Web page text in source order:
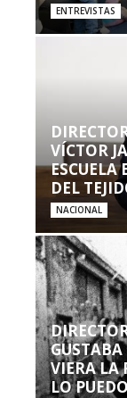
ENTREVISTAS
VÍCTOR
ESCUELA
DEL
NACIONAL
VIERA LA
LO